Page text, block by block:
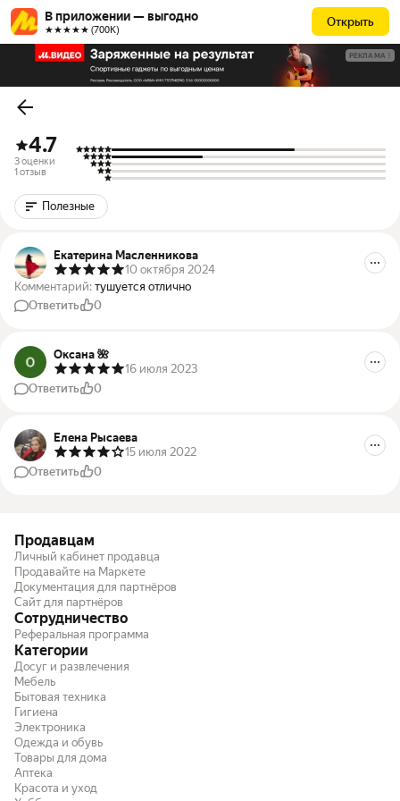
В приложении — выгодно
★★★★★ (700К)
Открыть
РЕКЛАМА
4.7
3 оценки
1 отзыв
Полезные
Екатерина Масленникова
10 октября 2024
Комментарий: тушуется отлично
Ответить
0
Оксана 🌺
16 июля 2023
Ответить
0
Елена Рысаева
15 июля 2022
Ответить
0
Продавцам
Личный кабинет продавца
Продавайте на Маркете
Документация для партнёров
Сайт для партнёров
Сотрудничество
Реферальная программа
Категории
Досуг и развлечения
Мебель
Бытовая техника
Гигиена
Электроника
Одежда и обувь
Товары для дома
Аптека
Красота и уход